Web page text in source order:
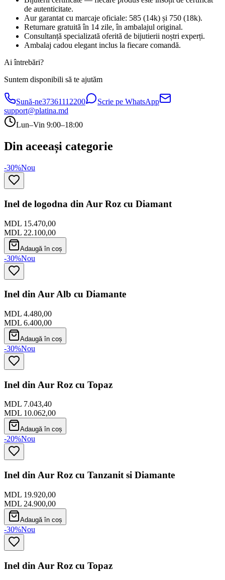
de autenticitate.
Aur garantat cu marcaje oficiale: 585 (14k) și 750 (18k).
Returnare gratuită în 14 zile, în ambalajul original.
Consultanță specializată oferită de bijutierii noștri experți.
Ambalaj cadou elegant inclus la fiecare comandă.
Ai întrebări?
Suntem disponibili să te ajutăm
Sună-ne37361112200
Scrie pe WhatsApp
support@platina.md
Lun–Vin 9:00–18:00
Din aceeași categorie
-30%Nou
Inel de logodna din Aur Roz cu Diamant
MDL 15.470,00
MDL 22.100,00
Adaugă în coș
-30%Nou
Inel din Aur Alb cu Diamante
MDL 4.480,00
MDL 6.400,00
Adaugă în coș
-30%Nou
Inel din Aur Roz cu Topaz
MDL 7.043,40
MDL 10.062,00
Adaugă în coș
-20%Nou
Inel din Aur Roz cu Tanzanit si Diamante
MDL 19.920,00
MDL 24.900,00
Adaugă în coș
-30%Nou
Inel din Aur Roz cu Topaz